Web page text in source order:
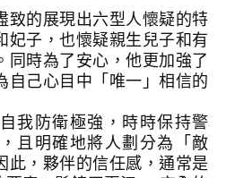
致的展現出六型人懷疑的特
妃子，也懷疑親生兒子和有
同時為了安心，他更加強了
自己心目中「唯一」相信的
我防衛極強，時時保持警
且明確地將人劃分為「敵
此，夥伴的信任感，通常是